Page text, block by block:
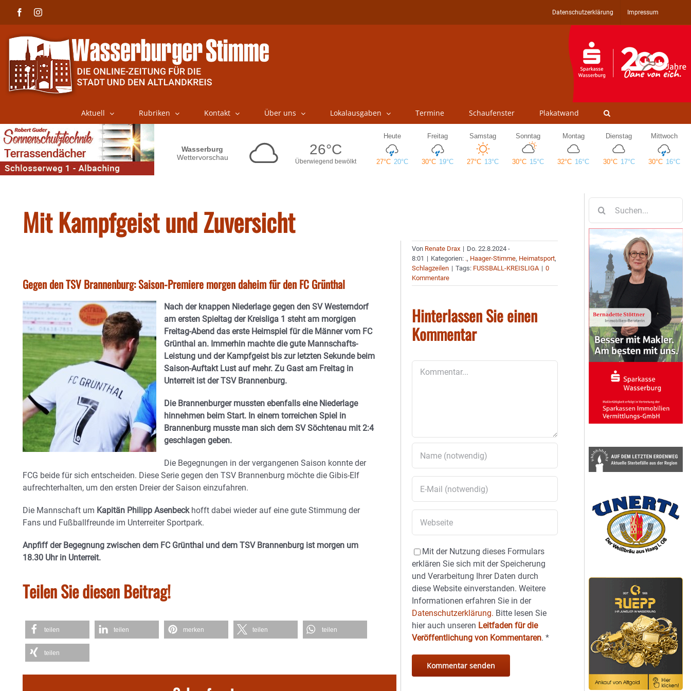
FacebookInstagram Datenschutzerklärung Impressum
Aktuell Rubriken Kontakt Über uns Lokalausgaben Termine Schaufenster Plakatwand
Mit Kampfgeist und Zuversicht
Gegen den TSV Brannenburg: Saison-Premiere morgen daheim für den FC Grünthal
Nach der knappen Niederlage gegen den SV Westerndorf
am ersten Spieltag der Kreisliga 1 steht am morgigen
Freitag-Abend das erste Heimspiel für die Männer vom FC
Grünthal an. Immerhin machte die gute Mannschafts-
Leistung und der Kampfgeist bis zur letzten Sekunde beim
Saison-Auftakt Lust auf mehr. Zu Gast am Freitag in
Unterreit ist der TSV Brannenburg.
Die Brannenburger mussten ebenfalls eine Niederlage
hinnehmen beim Start. In einem torreichen Spiel in
Brannenburg musste man sich dem SV Söchtenau mit 2:4
geschlagen geben.
Die Begegnungen in der vergangenen Saison konnte der
FCG beide für sich entscheiden. Diese Serie gegen den TSV Brannenburg möchte die Gibis-Elf
aufrechterhalten, um den ersten Dreier der Saison einzufahren.
Die Mannschaft um Kapitän Philipp Asenbeckhofft dabei wieder auf eine gute Stimmung der
Fans und Fußballfreunde im Unterreiter Sportpark.
Anpfiff der Begegnung zwischen dem FC Grünthal und dem TSV Brannenburg ist morgen um
18.30 Uhr in Unterreit.
Teilen Sie diesen Beitrag!
teilen teilen merken teilen teilen
teilen
Von Renate Drax | Do. 22.8.2024 -
8:01 | Kategorien: ., Haager-Stimme, Heimatsport,
Schlagzeilen | Tags: FUSSBALL-KREISLIGA | 0
Kommentare
Hinterlassen Sie einen
Kommentar
Mit der Nutzung dieses Formulars
erklären Sie sich mit der Speicherung
und Verarbeitung Ihrer Daten durch
diese Website einverstanden. Weitere
Informationen erfahren Sie in der
Datenschutzerklärung. Bitte lesen Sie
hier auch unseren Leitfaden für die
Veröffentlichung von Kommentaren.*
nach: